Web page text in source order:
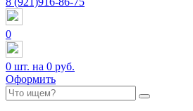
0
0 шт. на 0 руб.
Оформить